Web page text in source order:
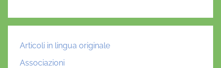
Articoli in lingua originale
Associazioni